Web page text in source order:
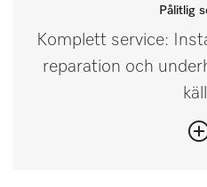
Pålitlig
Komplett service:
reparation och